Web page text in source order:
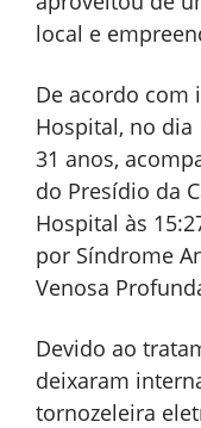
local e
De acordo com
Hospital, no dia
31 anos,
do Presídio da
Hospital às
por Síndrome
Venosa
Devido ao
deixaram
tornozeleira